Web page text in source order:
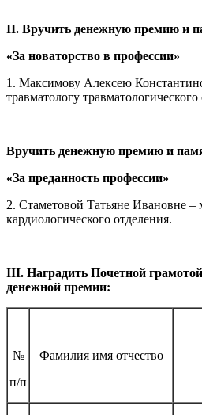
II. Вручить денежную премию и
«За новаторство в профессии»
1. Максимову Алексею
травматологу травматологического
Вручить денежную премию и
«За преданность профессии»
2. Стаметовой Татьяне Ивановне –
кардиологического отделения.
III. Наградить Почетной
денежной премии:
№
п/п
Фамилия имя отчество